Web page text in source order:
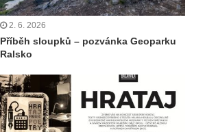
2. 6. 2026
Příběh sloupků – pozvánka Geoparku
Ralsko